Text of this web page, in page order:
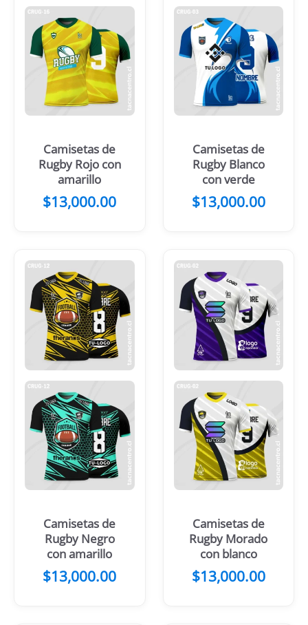
Camisetas de
Rugby Rojo con
amarillo
$13,000.00
Camisetas de
Rugby Blanco
con verde
$13,000.00
Camisetas de
Rugby Negro
con amarillo
$13,000.00
Camisetas de
Rugby Morado
con blanco
$13,000.00